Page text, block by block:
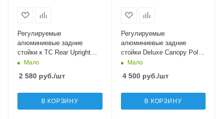
Регулируемые
алюминиевые задние
стойки к ТС Rear Upright
Pole S-M
Мало
2 580 руб./шт
В КОРЗИНУ
Регулируемые
алюминиевые задние
стойки Deluxe Canopy Pole
SetМало
4 500руб./шт
В КОРЗИНУ